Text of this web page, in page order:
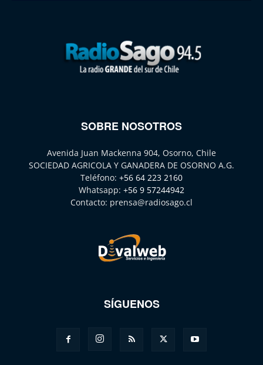
SOBRE NOSOTROS
Avenida Juan Mackenna 904, Osorno, Chile
SOCIEDAD AGRICOLA Y GANADERA DE OSORNO A.G.
Teléfono: +56 64 223 2160
Whatsapp: +56 9 57244942
Contacto: prensa@radiosago.cl
SÍGUENOS